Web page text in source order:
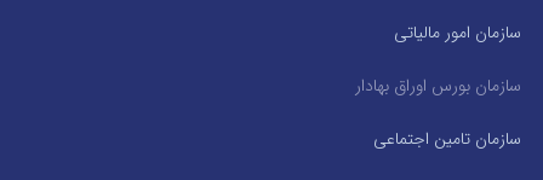
سازمان امور مالیاتی
سازمان بورس اوراق بهادار
سازمان تامین اجتماعی